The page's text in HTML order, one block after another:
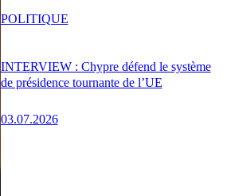
INTERVIEW : Chypre défend le système
de présidence tournante de l’UE
03.07.2026
POLITIQUE